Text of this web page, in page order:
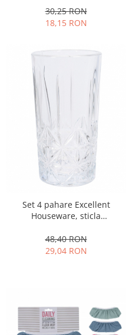
Scrumiere
Seturi vesela
Suporturi pahare, cesti, cani
Untiere
Ustensile cofetarie si patiserie
Ramekin
Tavi si forme prajituri
Aparate prajituri
Facalete
Forme briose
Lumanari tort
prajituri
Portionatoare si feliatoare
Posuri si duiuri
Raclete patiserie
Ustensile antiaderente
Ustensile de masura
30,25 RON
18,15 RON
Set 4 pahare Excellent
Houseware, sticla
ml, transparent
48,40 RON
29,04 RON